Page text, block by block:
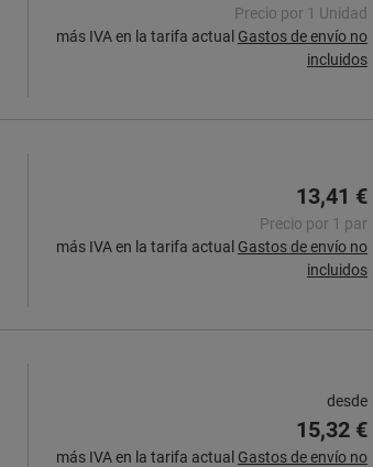
Precio por 1 Unidad
más IVA en la tarifa actual Gastos de envío no
incluidos
13,41 €
Precio por 1 par
más IVA en la tarifa actual Gastos de envío no
incluidos
desde
15,32 €
más IVA en la tarifa actual Gastos de envío no